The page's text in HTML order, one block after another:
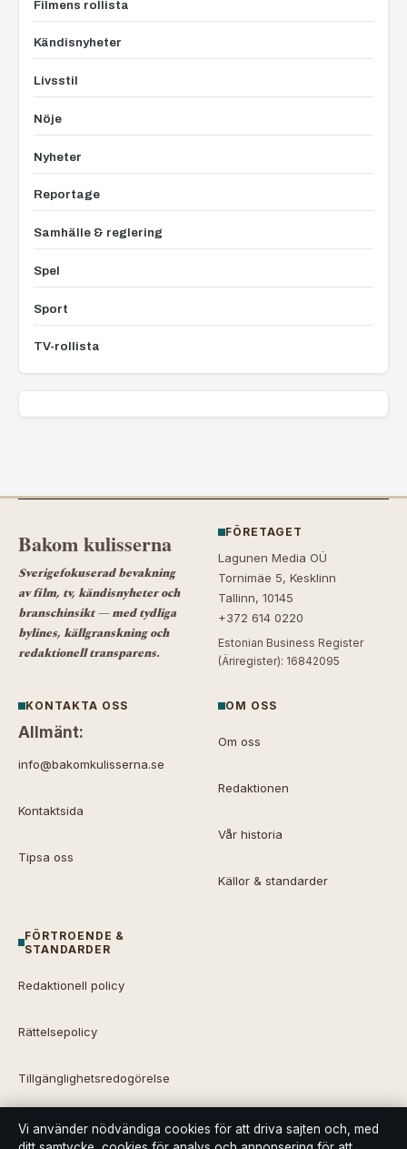
Filmens rollista
Kändisnyheter
Livsstil
Nöje
Nyheter
Reportage
Samhälle & reglering
Spel
Sport
TV-rollista
Bakom kulisserna
Sverigefokuserad bevakning
av film, tv, kändisnyheter och
branschinsikt — med tydliga
bylines, källgranskning och
redaktionell transparens.
FÖRETAGET
Lagunen Media OÜ
Tornimäe 5, Kesklinn
Tallinn, 10145
+372 614 0220
Estonian Business Register
(Äriregister): 16842095
KONTAKTA OSS
Allmänt:
info@bakomkulisserna.se
Kontaktsida
Tipsa oss
OM OSS
Om oss
Redaktionen
Vår historia
Källor & standarder
FÖRTROENDE &
STANDARDER
Redaktionell policy
Rättelsepolicy
Tillgänglighetsredogörelse
Integritetspolicy
Vi använder nödvändiga cookies för att driva sajten och, med